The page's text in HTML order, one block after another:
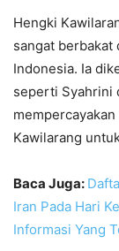
Hengki
sangat
Indonesia. Ia
seperti Syahrini
Kawilarang
Baca Juga:
Iran Pada Hari
Informasi Yang